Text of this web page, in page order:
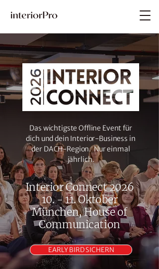
Das wichtigste Offline Event für
dich und dein Interior-Business in
der DACH-Region. Nur einmal
jährlich.
Interior Connect 2026
10. - 11. Oktober
München,House of
Communication
EARLY BIRD SICHERN